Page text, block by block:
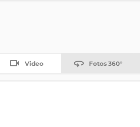
Video Fotos 360°